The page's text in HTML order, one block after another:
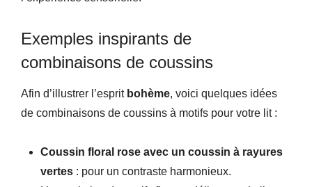
Exemples inspirants de
combinaisons de coussins
Afin d’illustrer l’esprit bohème, voici quelques idées
de combinaisons de coussins à motifs pour votre lit :
Coussin floral rose avec un coussin à rayures
vertes : pour un contraste harmonieux.